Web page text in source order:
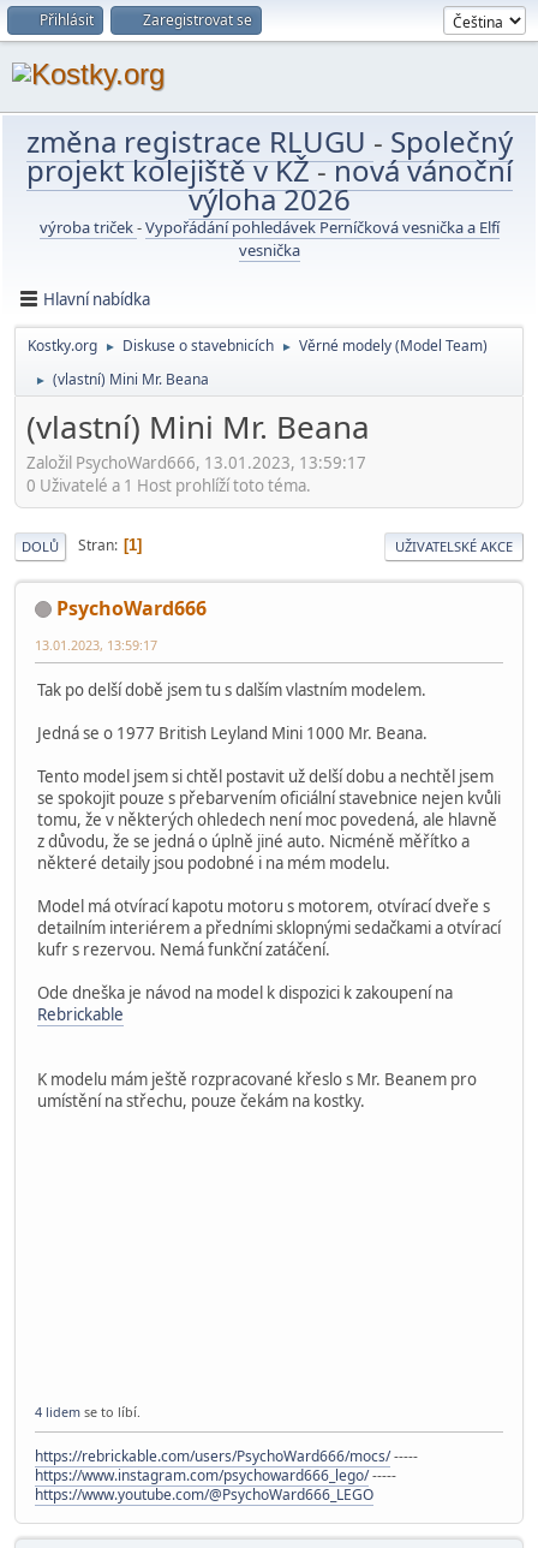
Přihlásit Zaregistrovat se
změna registrace RLUGU - Společný
projekt kolejiště v KŽ-nová vánoční
výloha 2026
výroba triček-Vypořádání pohledávek Perníčková vesnička a Elfí
vesnička
Hlavní nabídka
Kostky.org ► Diskuse o stavebnicích ► Věrné modely (Model Team)
► (vlastní) Mini Mr. Beana
(vlastní) Mini Mr. Beana
Založil PsychoWard666, 13.01.2023, 13:59:17
0 Uživatelé a 1 Host prohlíží toto téma.
DOLŮ Stran 1 UŽIVATELSKÉ AKCE
PsychoWard666
13.01.2023, 13:59:17
Tak po delší době jsem tu s dalším vlastním modelem.
Jedná se o 1977 British Leyland Mini 1000 Mr. Beana.
Tento model jsem si chtěl postavit už delší dobu a nechtěl jsem
se spokojit pouze s přebarvením oficiální stavebnice nejen kvůli
tomu, že v některých ohledech není moc povedená, ale hlavně
z důvodu, že se jedná o úplně jiné auto. Nicméně měřítko a
některé detaily jsou podobné i na mém modelu.
Model má otvírací kapotu motoru s motorem, otvírací dveře s
detailním interiérem a předními sklopnými sedačkami a otvírací
kufr s rezervou. Nemá funkční zatáčení.
Ode dneška je návod na model k dispozici k zakoupení na
Rebrickable
K modelu mám ještě rozpracované křeslo s Mr. Beanem pro
umístění na střechu, pouze čekám na kostky.
4 lidem se to líbí.
https://rebrickable.com/users/PsychoWard666/mocs/-----
https://www.instagram.com/psychoward666_lego/-----
https://www.youtube.com/@PsychoWard666_LEGO